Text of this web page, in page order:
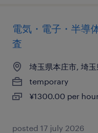
電気・電子・半導
査
埼玉県本庄市, 埼玉
temporary
¥1300.00 per
posted 17 july 2026